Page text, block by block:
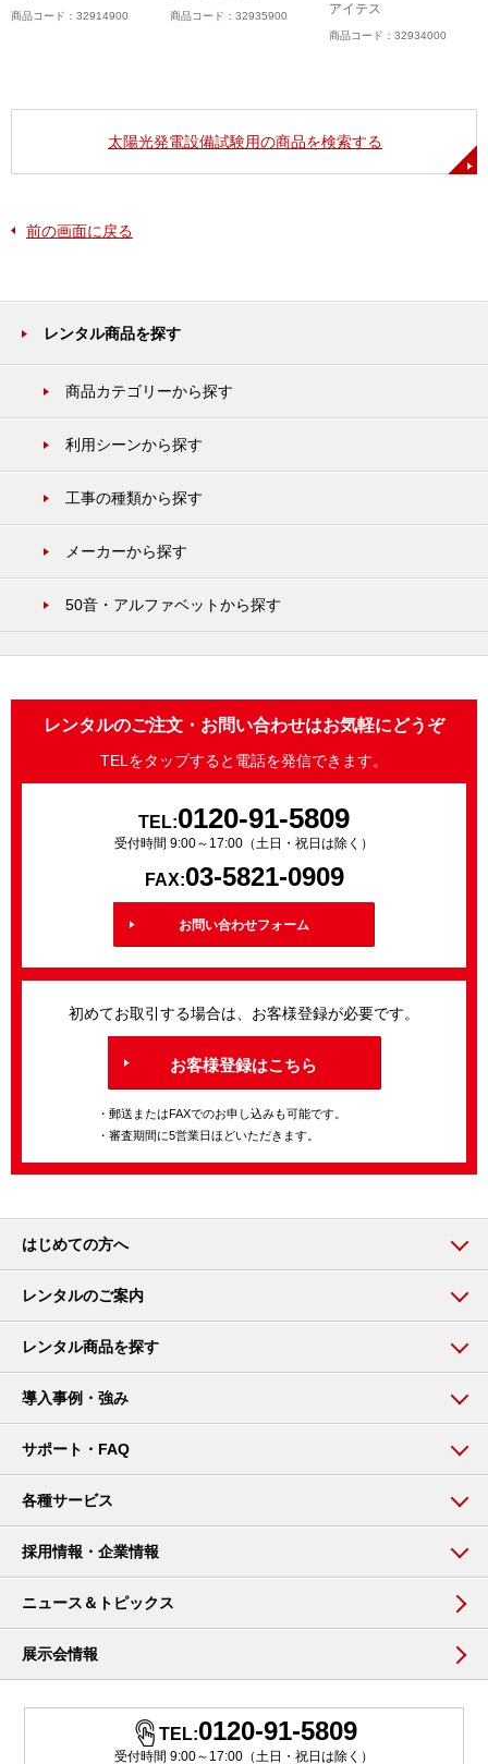
商品コード：32914900 商品コード：32935900
アイテス
商品コード：32934000
太陽光発電設備試験用の商品を検索する
前の画面に戻る
レンタル商品を探す
商品カテゴリーから探す
利用シーンから探す
工事の種類から探す
メーカーから探す
50音・アルファベットから探す
レンタルのご注文・お問い合わせはお気軽にどうぞ
TELをタップすると電話を発信できます。
TEL:0120-91-5809
受付時間 9:00～17:00（土日・祝日は除く）
FAX:03-5821-0909
お問い合わせフォーム
初めてお取引する場合は、お客様登録が必要です。
お客様登録はこちら
・郵送またはFAXでのお申し込みも可能です。
・審査期間に5営業日ほどいただきます。
はじめての方へ
レンタルのご案内
レンタル商品を探す
導入事例・強み
サポート・FAQ
各種サービス
採用情報・企業情報
ニュース＆トピックス
展示会情報
TEL:0120-91-5809
受付時間 9:00～17:00（土日・祝日は除く）